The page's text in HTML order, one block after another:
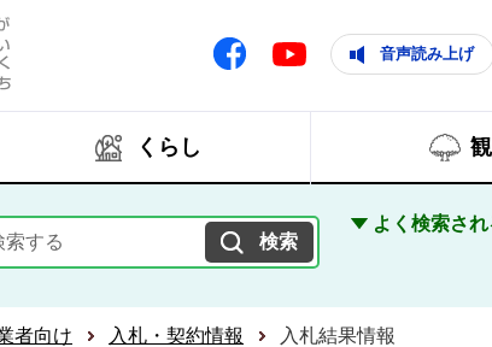
人と自然が響きあいともに輝く住みよいまち
Facebook Youtube 音声読み上げ
くらし
よく検索さ
者向け 入札・契約情報 入札結果情報